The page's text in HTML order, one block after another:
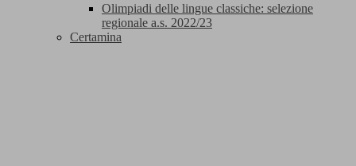
Olimpiadi delle lingue classiche: selezione
regionale a.s. 2022/23
Certamina